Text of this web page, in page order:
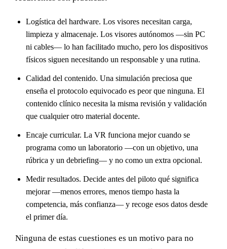
Logística del hardware. Los visores necesitan carga,
limpieza y almacenaje. Los visores autónomos —sin PC
ni cables— lo han facilitado mucho, pero los dispositivos
físicos siguen necesitando un responsable y una rutina.
Calidad del contenido. Una simulación preciosa que
enseña el protocolo equivocado es peor que ninguna. El
contenido clínico necesita la misma revisión y validación
que cualquier otro material docente.
Encaje curricular. La VR funciona mejor cuando se
programa como un laboratorio —con un objetivo, una
rúbrica y un debriefing— y no como un extra opcional.
Medir resultados. Decide antes del piloto qué significa
mejorar —menos errores, menos tiempo hasta la
competencia, más confianza— y recoge esos datos desde
el primer día.
Ninguna de estas cuestiones es un motivo para no